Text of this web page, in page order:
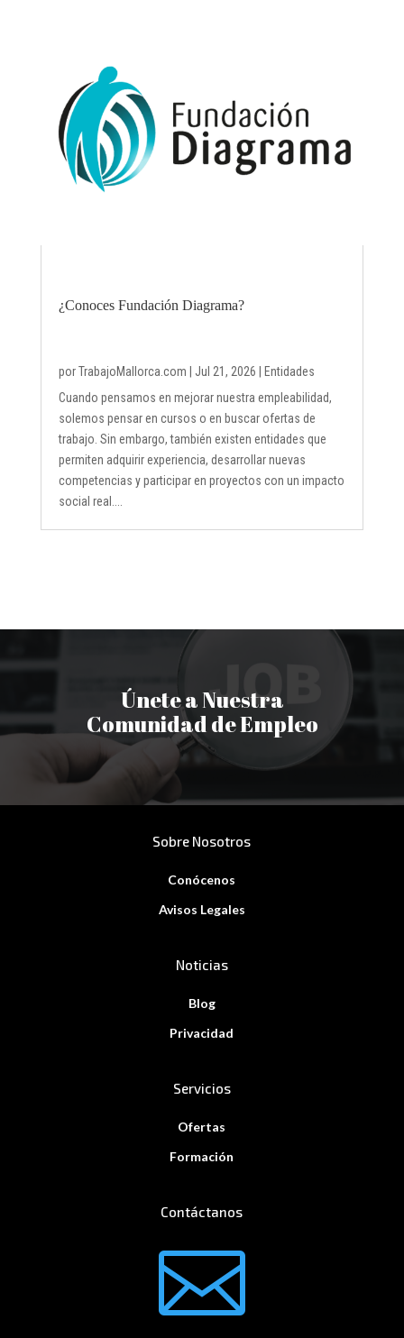
¿Conoces Fundación Diagrama?
porTrabajoMallorca.com | Jul 21, 2026 | Entidades
Cuando pensamos en mejorar nuestra empleabilidad,
solemos pensar en cursos o en buscar ofertas de
trabajo. Sin embargo, también existen entidades que
permiten adquirir experiencia, desarrollar nuevas
competencias y participar en proyectos con un impacto
social real....
Únete a Nuestra
Comunidad de Empleo
Sobre Nosotros
Conócenos
Avisos Legales
Noticias
Blog
Privacidad
Servicios
Ofertas
Formación
Contáctanos
